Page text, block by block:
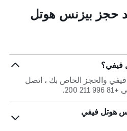
حجز بيزنس هوتل
فيفي؟
والحجز الخاص بك ، اتصل
200.
هوتل فيفي